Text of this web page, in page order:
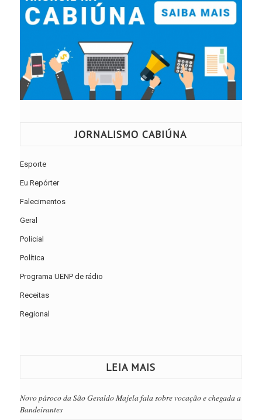
JORNALISMO CABIÚNA
Esporte
Eu Repórter
Falecimentos
Geral
Policial
Política
Programa UENP de rádio
Receitas
Regional
LEIA MAIS
Novo pároco da São Geraldo Majela fala sobre vocação e chegada a
Bandeirantes